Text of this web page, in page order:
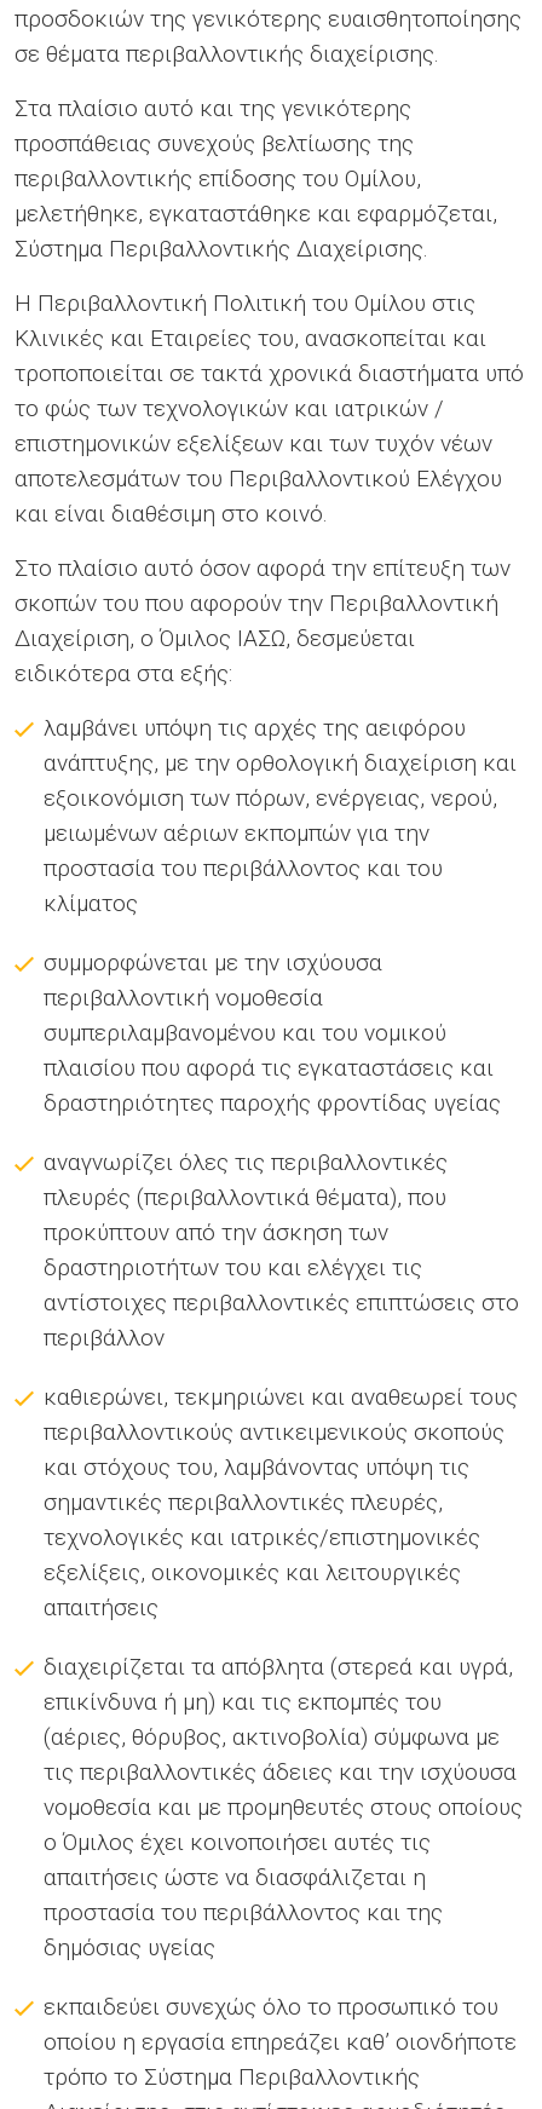
προσδοκιών της γενικότερης ευαισθητοποίησης
σε θέματα περιβαλλοντικής διαχείρισης.
Στα πλαίσιο αυτό και της γενικότερης
προσπάθειας συνεχούς βελτίωσης της
περιβαλλοντικής επίδοσης του Ομίλου,
μελετήθηκε, εγκαταστάθηκε και εφαρμόζεται,
Σύστημα Περιβαλλοντικής Διαχείρισης.
Η Περιβαλλοντική Πολιτική του Ομίλου στις
Κλινικές και Εταιρείες του, ανασκοπείται και
τροποποιείται σε τακτά χρονικά διαστήματα υπό
το φώς των τεχνολογικών και ιατρικών /
επιστημονικών εξελίξεων και των τυχόν νέων
αποτελεσμάτων του Περιβαλλοντικού Ελέγχου
και είναι διαθέσιμη στο κοινό.
Στο πλαίσιο αυτό όσον αφορά την επίτευξη των
σκοπών του που αφορούν την Περιβαλλοντική
Διαχείριση, ο Όμιλος ΙΑΣΩ, δεσμεύεται
ειδικότερα στα εξής:
λαμβάνει υπόψη τις αρχές της αειφόρου
ανάπτυξης, με την ορθολογική διαχείριση και
εξοικονόμιση των πόρων, ενέργειας, νερού,
μειωμένων αέριων εκπομπών για την
προστασία του περιβάλλοντος και του
κλίματος
συμμορφώνεται με την ισχύουσα
περιβαλλοντική νομοθεσία
συμπεριλαμβανομένου και του νομικού
πλαισίου που αφορά τις εγκαταστάσεις και
δραστηριότητες παροχής φροντίδας υγείας
αναγνωρίζει όλες τις περιβαλλοντικές
πλευρές (περιβαλλοντικά θέματα), που
προκύπτουν από την άσκηση των
δραστηριοτήτων του και ελέγχει τις
αντίστοιχες περιβαλλοντικές επιπτώσεις στο
περιβάλλον
καθιερώνει, τεκμηριώνει και αναθεωρεί τους
περιβαλλοντικούς αντικειμενικούς σκοπούς
και στόχους του, λαμβάνοντας υπόψη τις
σημαντικές περιβαλλοντικές πλευρές,
τεχνολογικές και ιατρικές/επιστημονικές
εξελίξεις, οικονομικές και λειτουργικές
απαιτήσεις
διαχειρίζεται τα απόβλητα (στερεά και υγρά,
επικίνδυνα ή μη) και τις εκπομπές του
(αέριες, θόρυβος, ακτινοβολία) σύμφωνα με
τις περιβαλλοντικές άδειες και την ισχύουσα
νομοθεσία και με προμηθευτές στους οποίους
ο Όμιλος έχει κοινοποιήσει αυτές τις
απαιτήσεις ώστε να διασφάλιζεται η
προστασία του περιβάλλοντος και της
δημόσιας υγείας
εκπαιδεύει συνεχώς όλο το προσωπικό του
οποίου η εργασία επηρεάζει καθ’ οιονδήποτε
τρόπο το Σύστημα Περιβαλλοντικής